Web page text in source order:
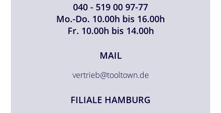
040 - 519 00 97-77
Mo.-Do. 10.00h bis 16.00h
Fr. 10.00h bis 14.00h
MAIL
vertrieb@tooltown.de
FILIALE HAMBURG